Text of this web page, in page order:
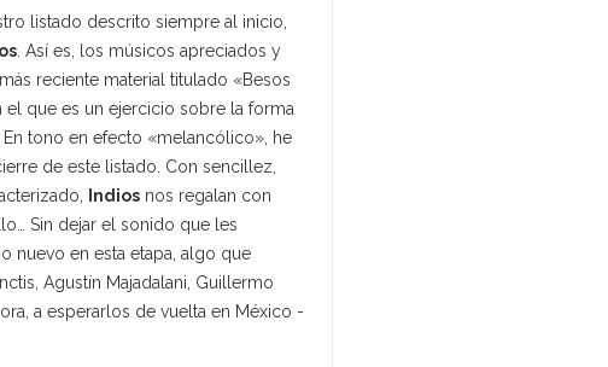
listado descrito siempre al inicio,
. Así es, los músicos apreciados y
reciente material titulado «Besos
que es un ejercicio sobre la forma
tono en efecto «melancólico», he
de este listado. Con sencillez,
Indios nos regalan con
Sin dejar el sonido que les
nuevo en esta etapa, algo que
Agustín Majadalani, Guillermo
a esperarlos de vuelta en México -